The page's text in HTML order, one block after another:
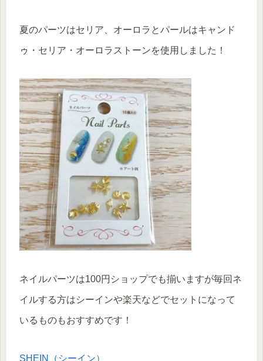
夏のパーツはセリア、オーロラとパールはキャンド
ゥ・セリア・オーロラストーンを使用しました！
ネイルパーツは100円ショップでも揃いますが毎回ネ
イルする方はシーインや楽天などでセットになって
いるものもおすすめです！
SHEIN（シーイン）